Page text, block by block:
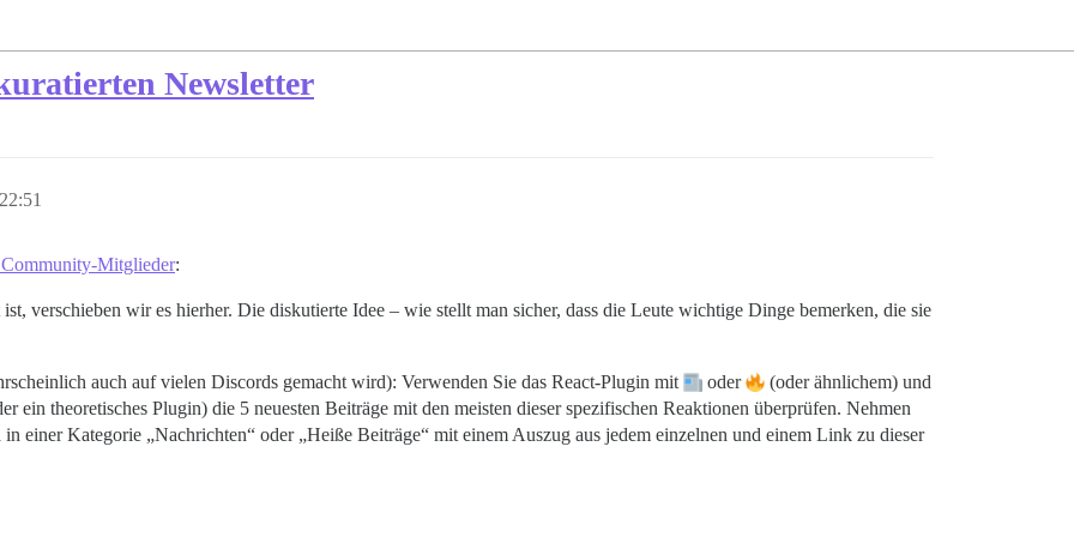
Newsletter
Mitglieder:
verschieben wir es hierher. Die diskutierte Idee – wie stellt man sicher, dass die Leute wichtige Dinge bemerken, die sie
auch auf vielen Discords gemacht wird): Verwenden Sie das React-Plugin mit oder
(oder ähnlichem) und
ein theoretisches Plugin) die 5 neuesten Beiträge mit den meisten dieser spezifischen Reaktionen überprüfen. Nehmen
einer Kategorie „Nachrichten“ oder „Heiße Beiträge“ mit einem Auszug aus jedem einzelnen und einem Link zu dieser